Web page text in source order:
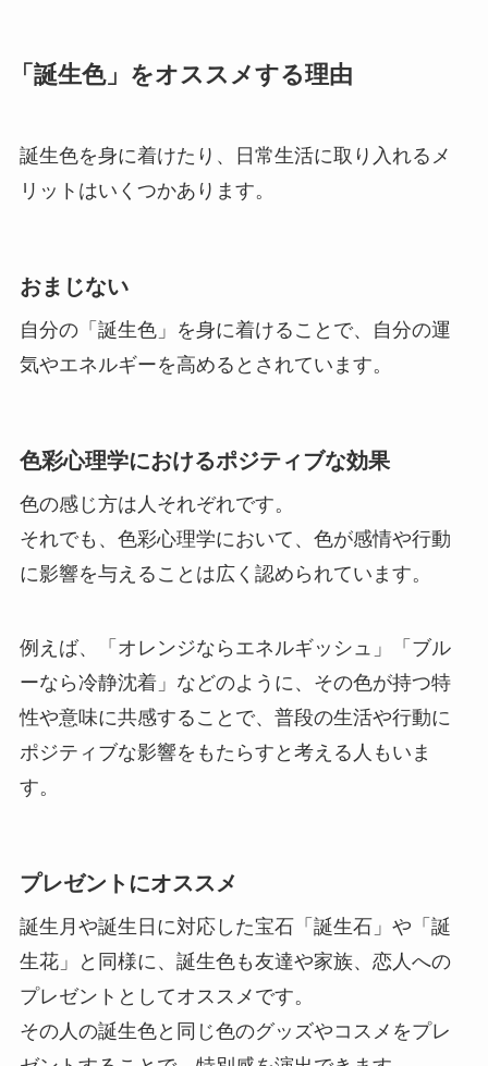
「誕生色」をオススメする理由
誕生色を身に着けたり、日常生活に取り入れるメ
リットはいくつかあります。
おまじない
自分の「誕生色」を身に着けることで、自分の運
気やエネルギーを高めるとされています。
色彩心理学におけるポジティブな効果
色の感じ方は人それぞれです。
それでも、色彩心理学において、色が感情や行動
に影響を与えることは広く認められています。
例えば、「オレンジならエネルギッシュ」「ブル
ーなら冷静沈着」などのように、その色が持つ特
性や意味に共感することで、普段の生活や行動に
ポジティブな影響をもたらすと考える人もいま
す。
プレゼントにオススメ
誕生月や誕生日に対応した宝石「誕生石」や「誕
生花」と同様に、誕生色も友達や家族、恋人への
プレゼントとしてオススメです。
その人の誕生色と同じ色のグッズやコスメをプレ